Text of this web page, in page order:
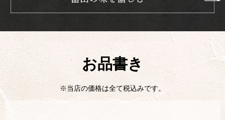
お品書き
※当店の価格は全て税込みです。